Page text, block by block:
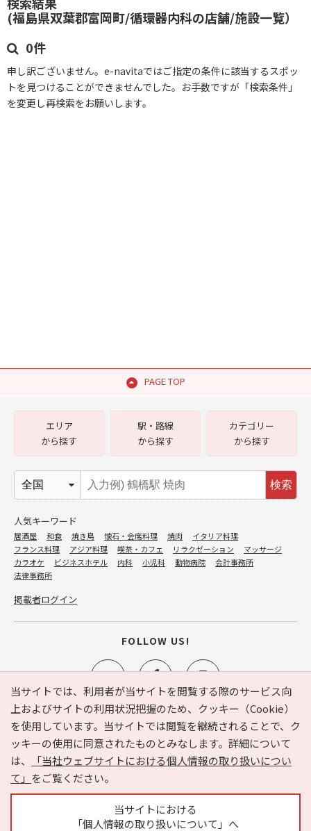
(福島県双葉郡富岡町/循環器内科の店舗/施設一覧）
0件
申し訳ございません。e-navitaではご指定の条件に該当するスポッ
トを見つけることができませんでした。お手数ですが「検索条件」
を変更し再検索をお願いします。
PAGE TOP
当サイトでは、利用者が当サイトを閲覧する際のサービス向
上およびサイトの利用状況把握のため、クッキー（Cookie）
を使用しています。当サイトでは閲覧を継続されることで、ク
ッキーの使用に同意されたものとみなします。詳細について
は、
「当社ウェブサイトにおける個人情報の取り扱いについ
て」 をご覧ください。
当サイトにおける
「個人情報の取り扱いについて」へ
e-NAVITA（イーナビタ）とは？ お気に入り
ヘルプ
利用規約
個人情報の取り扱いについて
運営会社
サイトマップ
広告掲載に関するお問い合わせ
エリア
から探す
駅・路線
から探す
カテゴリー
から探す
検索
人気キーワード
居酒屋 和食 焼き鳥 懐石・会席料理 焼肉
イタリア料理
フランス料理
アジア料理 喫茶・カフェ リラクゼーション
マッサージ
カラオケ
ビジネスホテル 内科 小児科 動物病院
会計事務所
法律事務所
掲載者ログイン
FOLLOW US!